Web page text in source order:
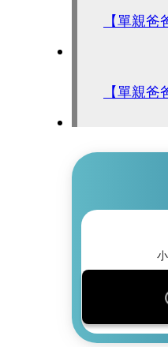
【單親
【單親